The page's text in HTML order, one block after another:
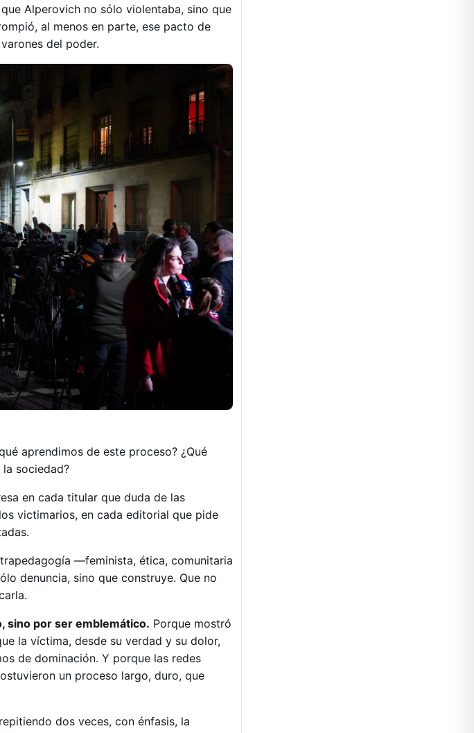
Alperovich no sólo violentaba, sino que
al menos en parte, ese pacto de
del poder.
aprendimos de este proceso? ¿Qué
sociedad?
en cada titular que duda de las
victimarios, en cada editorial que pide
—feminista, ética, comunitaria
denuncia, sino que construye. Que no
sino por ser emblemático. Porque mostró
la víctima, desde su verdad y su dolor,
de dominación. Y porque las redes
un proceso largo, duro, que
dos veces, con énfasis, la